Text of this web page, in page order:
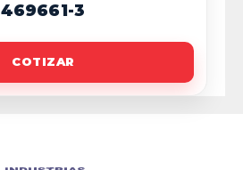
469661-3
COTIZAR